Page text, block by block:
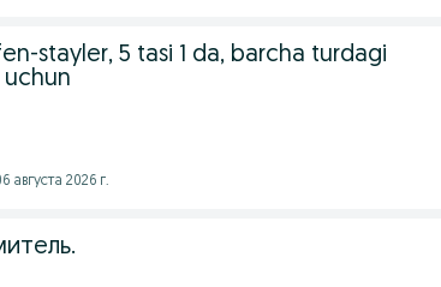
stayler, 5 tasi 1 da, barcha turdagi
августа 2026 г.